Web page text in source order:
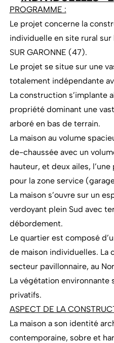
PROGRAMME :
Le projet concerne la
individuelle en site rural sur
SUR GARONNE (47).
Le projet se situe sur une
totalement indépendante
La construction s’implante
propriété dominant une
arboré en bas de terrain.
La maison au volume
de-chaussée avec un
hauteur, et deux ailes,
pour la zone service
La maison s’ouvre sur un
verdoyant plein Sud avec
débordement.
Le quartier est composé
de maison individuelles. La
secteur pavillonnaire, au
La végétation environnante
privatifs.
ASPECT DE LA
La maison a son identité
contemporaine, sobre et